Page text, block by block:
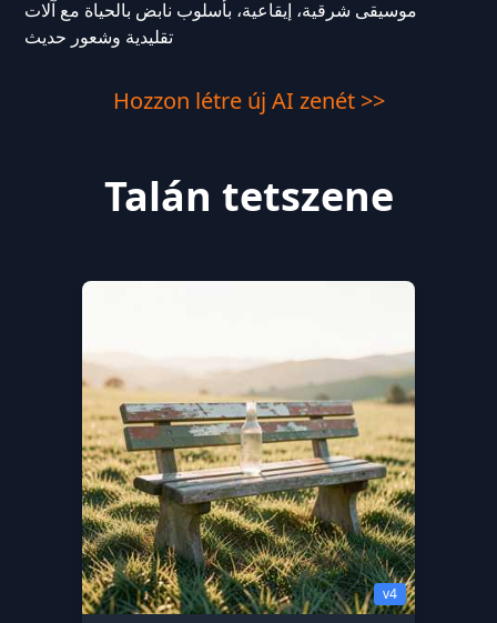
موسيقى شرقية، إيقاعية، بأسلوب نابض بالحياة مع آلات
تقليدية وشعور حديث
Hozzon létre új AI zenét >>
Talán tetszene
v4